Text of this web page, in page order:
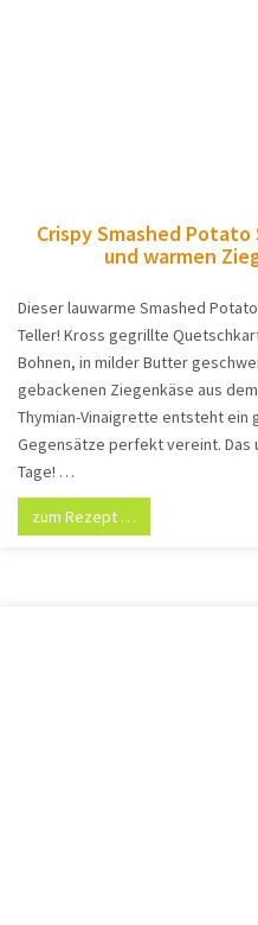
Crispy Smashed
und warmen
Dieser lauwarme Smashed
Teller! Kross gegrillte
Bohnen, in milder Butter
gebackenen Ziegenkäse aus
Thymian-Vinaigrette entsteht ein
Gegensätze perfekt vereint.
Tage! …
zum Rezept …